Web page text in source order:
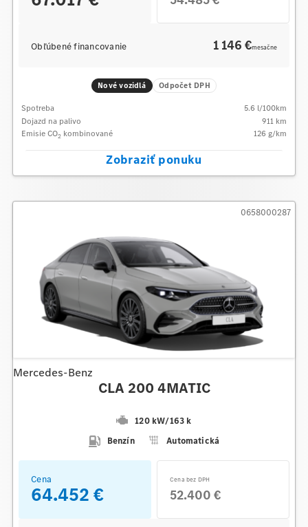
Obľúbené financovanie 1 146 €mesačne
Nové vozidlá Odpočet DPH
Spotreba 5.6 l/100km
Dojazd na palivo
911 km
Emisie CO2 kombinované 126 g/km
Zobraziť ponuku
Mercedes-Benz
CLA 200 4MATIC
120 kW/163 k
Benzín
Automatická
0658000287
Cena
64.452 €
Cena bez DPH
52.400 €